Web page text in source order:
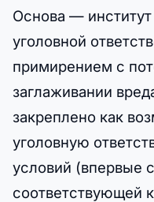
Основа —
уголовной
примирением с
заглаживании
закреплено как
уголовную
условий (впервые
соответствующей